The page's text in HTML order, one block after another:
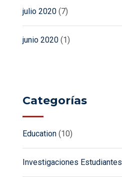
julio 2020 (7)
junio 2020 (1)
Categorías
Education (10)
Investigaciones Estudiantes